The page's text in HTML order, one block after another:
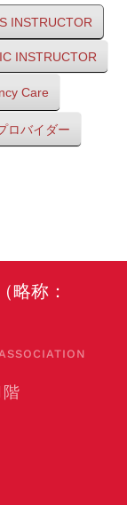
INSTRUCTOR
INSTRUCTOR
Care
ロバイダー
略称：